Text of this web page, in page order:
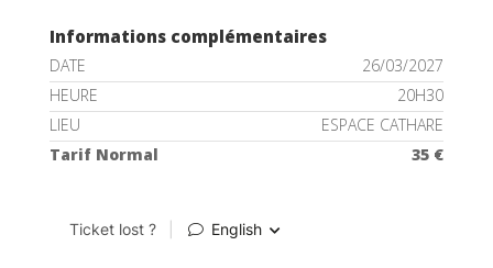
Informations complémentaires
DATE
26/03/2027
HEURE
20H30
LIEU
ESPACE CATHARE
Tarif Normal
35 €